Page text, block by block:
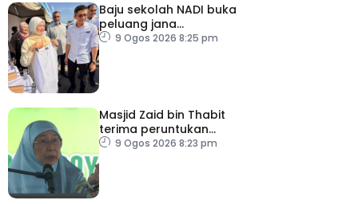
Baju sekolah NADI buka
peluang jana
pendapatan, bantu
9 Ogos 2026 8:25 pm
Masjid Zaid bin Thabit
terima peruntukan
RM100,000
9 Ogos 2026 8:23 pm